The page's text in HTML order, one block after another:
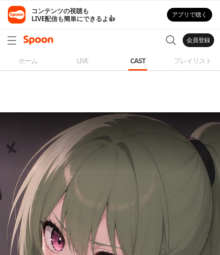
コンテンツの視聴も
LIVE配信も簡単にできるよ👍
アプリで聴く
会員登録
ホーム LIVE CAST プレイリスト